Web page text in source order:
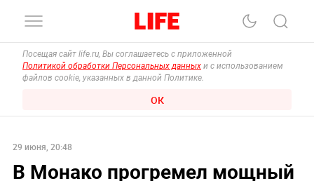
Посещая сайт life.ru, Вы соглашаетесь с приложенной
Политикой обработки Персональных данных и с использованием
файлов cookie, указанных в данной Политике.
ОК
29 июня, 20:48
В Монако прогремел мощный